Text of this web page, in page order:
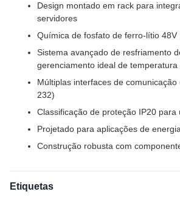
Design montado em rack para
servidores
Química de fosfato de ferro-lítio 48V
Sistema avançado de resfriamento
gerenciamento ideal de temperatura
Múltiplas interfaces de comunicação
232)
Classificação de proteção IP20 para
Projetado para aplicações de
Construção robusta com
Etiquetas